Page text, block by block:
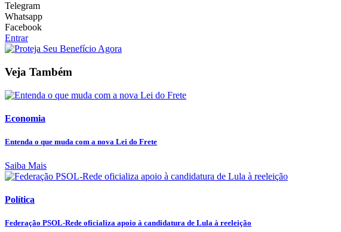
Telegram
Whatsapp
Facebook
Entrar
Veja Também
Economia
Entenda o que muda com a nova Lei do Frete
Saiba Mais
Política
Federação PSOL-Rede oficializa apoio à candidatura de Lula à reeleição